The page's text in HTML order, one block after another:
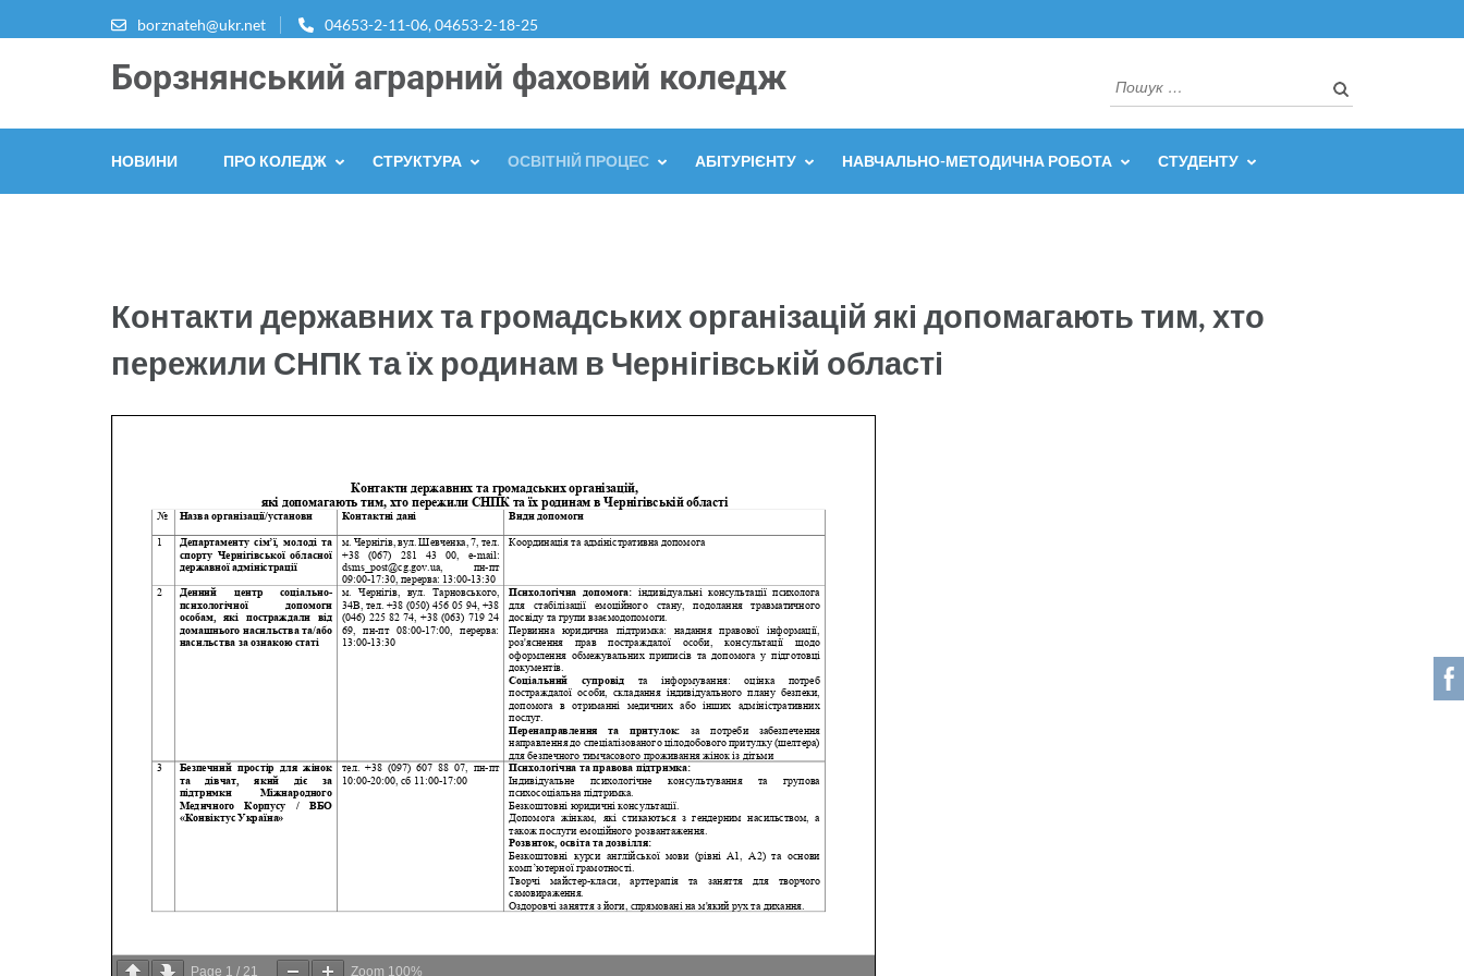
до
Enter)
borznateh@ukr.net 04653-2-11-06, 04653-2-18-25
Борзнянський аграрний фаховий коледж Пошук:
НОВИНИ ПРО КОЛЕДЖ СТРУКТУРА ОСВІТНІЙ ПРОЦЕС АБІТУРІЄНТУ НАВЧАЛЬНО-МЕТОДИЧНА РОБОТА СТУДЕНТУ
Контакти державних та громадських організацій які допомагають тим, хто
пережили СНПК та їх родинам в Чернігівській області
Page 1 / 21 Zoom 100%